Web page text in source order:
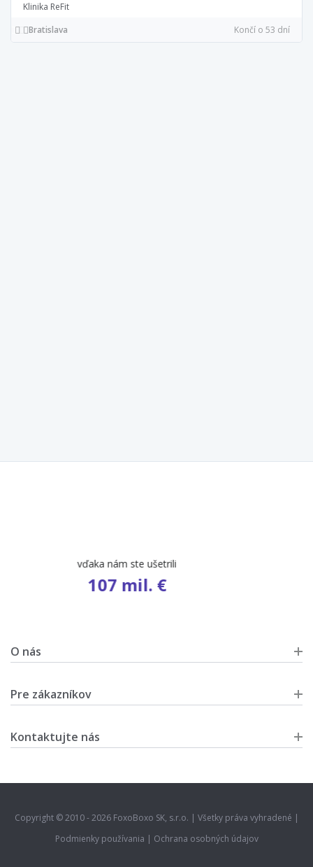
Klinika ReFit
Bratislava
Končí o 53 dní
počet ponúk
9 583
O nás
Pre zákazníkov
Kontaktujte nás
Copyright © 2010 - 2026 FoxoBoxo SK, s.r.o. | Všetky práva vyhradené |
Podmienky používania | Ochrana osobných údajov